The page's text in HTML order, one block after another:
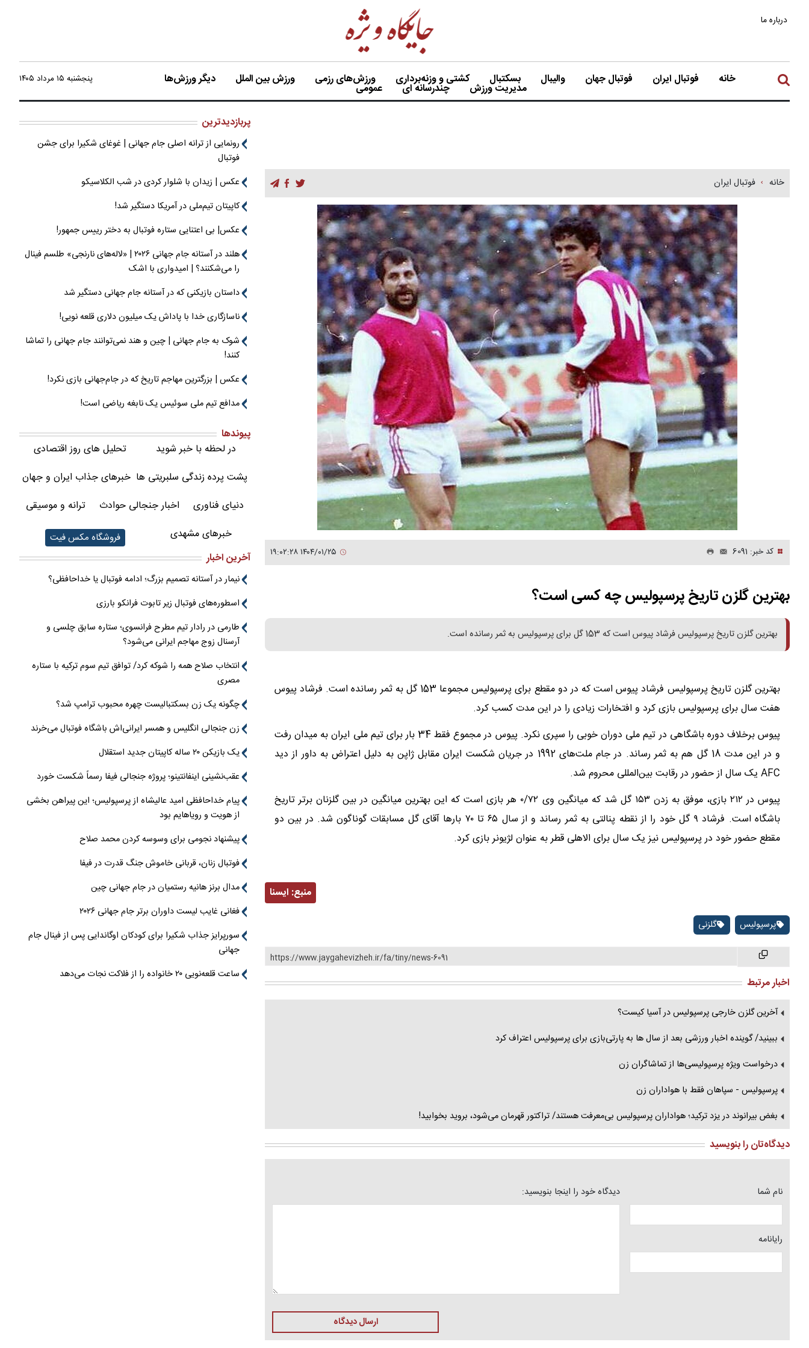
درباره ما
خانه فوتبال ایران فوتبال جهان والیبال بسکتبال کشتی و وزنه‌برداری ورزش‌های رزمی ورزش بین الملل دیگر ورزش‌ها
مدیریت ورزش چندرسانه ای عمومی
پنجشنبه ۱۵ مرداد ۱۴۰۵
خانه فوتبال ایران
کد خبر: 6091
بهترین گلزن تاریخ پرسپولیس چه کسی است؟
بهترین گلزن تاریخ پرسپولیس فرشاد پیوس است که 153 گل برای پرسپولیس به ثمر رسانده است.
بهترین گلزن تاریخ پرسپولیس فرشاد پیوس است که در دو مقطع برای پرسپولیس مجموعا 153 گل به ثمر رسانده است. فرشاد پیوس
هفت سال برای پرسپولیس بازی کرد و افتخارات زیادی را در این مدت کسب کرد.
پیوس برخلاف دوره باشگاهی در تیم ملی دوران خوبی را سپری نکرد. پیوس در مجموع فقط 34 بار برای تیم ملی ایران به میدان رفت
و در این مدت 18 گل هم به ثمر رساند. در جام ملت‌های 1992 در جریان شکست ایران مقابل ژاپن به دلیل اعتراض به داور از دید
AFC یک سال از حضور در رقابت بین‌المللی محروم شد.
پیوس در ۲۱۲ بازی، موفق به زدن ۱۵۳ گل شد که میانگین وی ۰/۷۲ هر بازی است که این بهترین میانگین در بین گلزنان برتر تاریخ
باشگاه است. فرشاد ۹ گل خود را از نقطه پنالتی به ثمر رساند و از سال ۶۵ تا ۷۰ بارها آقای گل مسابقات گوناگون شد. در بین دو
مقطع حضور خود در پرسپولیس نیز یک سال برای الاهلی قطر به عنوان لژیونر بازی کرد.
منبع: ايسنا
پرسپولیس گلزنی
https://www.jaygahevizheh.ir/fa/tiny/news-6091
اخبار مرتبط
آخرین گلزن خارجی پرسپولیس در آسیا کیست؟
ببینید/ گوینده اخبار ورزشی بعد از سال ها به پارتی‌بازی برای پرسپولیس اعتراف کرد
درخواست ویژه پرسپولیسی‌ها از تماشاگران زن
پرسپولیس - سپاهان فقط با هواداران زن
بغض بیرانوند در یزد ترکید؛ هواداران پرسپولیس بی‌معرفت هستند/ تراکتور قهرمان می‌شود، بروید بخوابید!
دیدگاه‌تان را بنویسید
نام شما
رایانامه
دیدگاه خود را اینجا بنویسید:
ارسال دیدگاه
پربازدیدترین
رونمایی از ترانه اصلی جام جهانی | غوغای شکیرا برای جشن
فوتبال
عکس | زیدان با شلوار کردی در شب الکلاسیکو
کاپیتان تیم‌ملی در آمریکا دستگیر شد!
عکس| بی اعتنایی ستاره فوتبال به دختر رییس جمهور!
هلند در آستانه جام جهانی ۲۰۲۶ | «لاله‌های نارنجی» طلسم فینال
را می‌شکنند؟ | امیدواری با اشک
داستان بازیکنی که در آستانه جام جهانی دستگیر شد
ناسازگاری خدا با پاداش یک میلیون دلاری قلعه نویی!
شوک به جام جهانی | چین و هند نمی‌توانند جام جهانی را تماشا
کنند!
عکس | بزرگترین مهاجم تاریخ که در جام‌جهانی بازی نکرد!
مدافع تیم ملی سوئیس یک نابغه ریاضی است!
پیوندها
در لحظه با خبر شوید
تحلیل های روز اقتصادی
پشت پرده زندگی سلبریتی ها خبرهای جذاب ایران و جهان
دنیای فناوری
اخبار جنجالی حوادث
ترانه و موسیقی
خبرهای مشهدی
فروشگاه مکس فیت
آخرین اخبار
نیمار در آستانه تصمیم بزرگ؛ ادامه فوتبال یا خداحافظی؟
اسطوره‌های فوتبال زیر تابوت فرانکو بارزی
طارمی در رادار تیم مطرح فرانسوی؛ ستاره سابق چلسی و
آرسنال زوج مهاجم ایرانی می‌شود؟
انتخاب صلاح همه را شوکه کرد/ توافق تیم سوم ترکیه با ستاره
مصری
چگونه یک زن بسکتبالیست چهره محبوب ترامپ شد؟
زن جنجالی انگلیس و همسر ایرانی‌اش باشگاه فوتبال می‌خرند
یک بازیکن ۲۰ ساله کاپیتان جدید استقلال
عقب‌نشینی اینفانتینو؛ پروژه جنجالی فیفا رسماً شکست خورد
پیام خداحافظی امید عالیشاه از پرسپولیس؛ این پیراهن بخشی
از هویت و رویاهایم بود
پیشنهاد نجومی برای وسوسه کردن محمد صلاح
فوتبال زنان، قربانی خاموش جنگ قدرت در فیفا
مدال برنز هانیه رستمیان در جام جهانی چین
فغانی غایب لیست داوران برتر جام جهانی ۲۰۲۶
سورپرایز جذاب شکیرا برای کودکان اوگاندایی پس از فینال جام
جهانی
ساعت قلعه‌نویی ۲۰ خانواده را از فلاکت نجات می‌دهد